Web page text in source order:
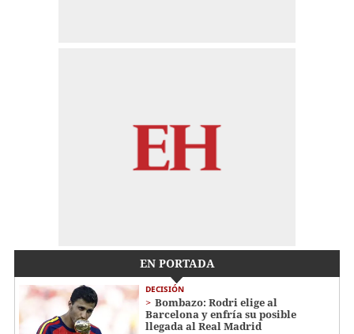
EN PORTADA
DECISIÓN
Bombazo: Rodri elige al
Barcelona y enfría su posible
llegada al Real Madrid